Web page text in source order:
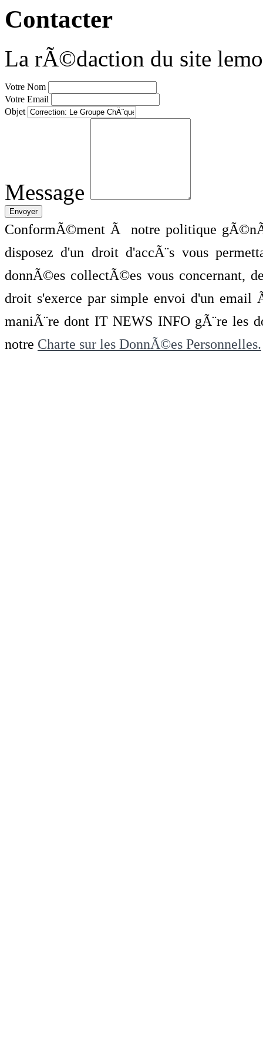
Contacter
La rÃ©daction du site
Votre Nom
Votre Email
Objet
Message
ConformÃ©ment Ã notre politique
disposez d'un droit d'accÃ¨s vous
donnÃ©es collectÃ©es vous concernant,
droit s'exerce par simple envoi d'un
maniÃ¨re dont IT NEWS INFO gÃ¨re les
notre Charte sur les DonnÃ©es Personnelles.